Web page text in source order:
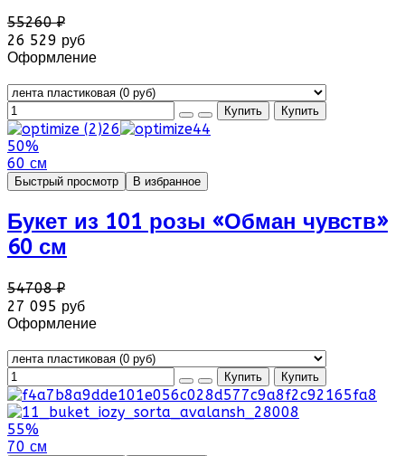
55260 ₽
26 529 руб
Оформление
50%
60 см
Быстрый просмотр В избранное
Букет из 101 розы «Обман чувств»
60 см
54708 ₽
27 095 руб
Оформление
55%
70 см